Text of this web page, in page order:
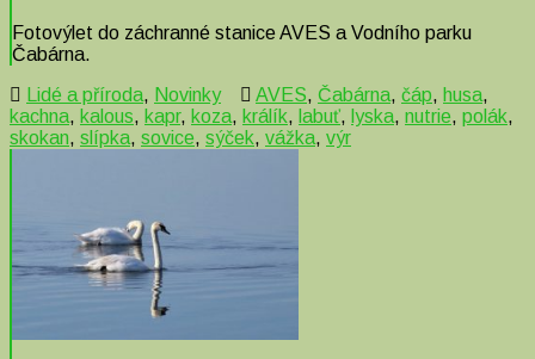
Fotovýlet do záchranné stanice AVES a Vodního parku
Čabárna.
Lidé a příroda, Novinky AVES, Čabárna, čáp, husa,
kachna, kalous, kapr, koza, králík, labuť, lyska, nutrie, polák,
skokan, slípka, sovice, sýček, vážka, výr